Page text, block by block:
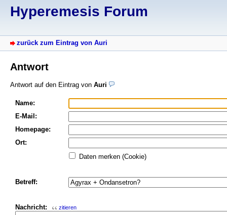
Hyperemesis Forum
zurück zum Eintrag von Auri
Antwort
Antwort auf den Eintrag von Auri
Name:
E-Mail:
Homepage:
Ort:
Daten merken (Cookie)
Betreff:
Nachricht: zitieren